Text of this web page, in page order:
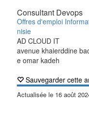
Consultant Devops
Offres d'emploi
nisie
AD CLOUD IT
avenue khaierddine
e omar kadeh
Sauvegarder cette
Actualisée le 16 août